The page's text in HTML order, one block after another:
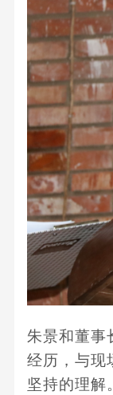
朱景和董事
经历，与现
坚持的理解